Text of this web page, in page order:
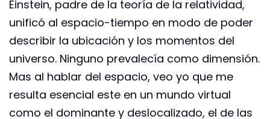
Einstein, padre de la teoría de la relatividad,
unificó al espacio-tiempo en modo de poder
describir la ubicación y los momentos del
universo. Ninguno prevalecía como dimensión.
Mas al hablar del espacio, veo yo que me
resulta esencial este en un mundo virtual
como el dominante y deslocalizado, el de las